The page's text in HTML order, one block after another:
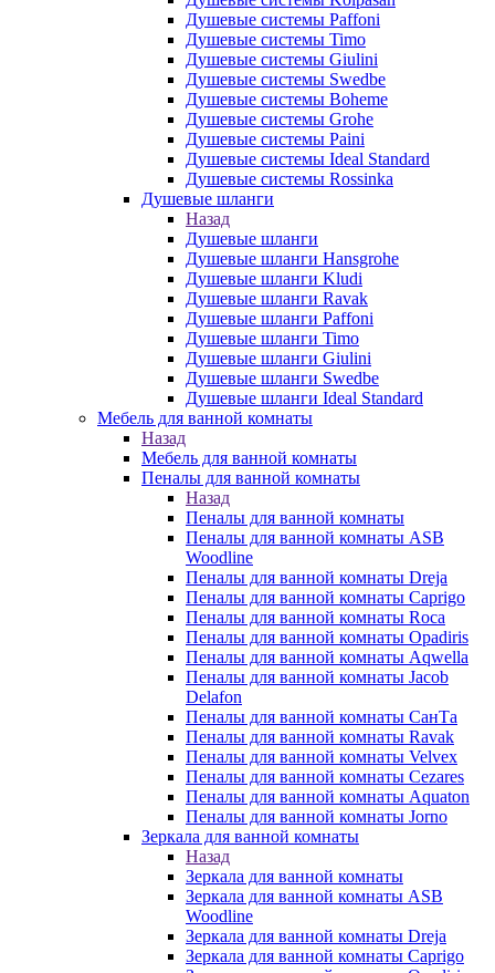
Душевые системы Paffoni
Душевые системы Timo
Душевые системы Giulini
Душевые системы Swedbe
Душевые системы Boheme
Душевые системы Grohe
Душевые системы Paini
Душевые системы Ideal Standard
Душевые системы Rossinka
Душевые шланги
Назад
Душевые шланги
Душевые шланги Hansgrohe
Душевые шланги Kludi
Душевые шланги Ravak
Душевые шланги Paffoni
Душевые шланги Timo
Душевые шланги Giulini
Душевые шланги Swedbe
Душевые шланги Ideal Standard
Мебель для ванной комнаты
Назад
Мебель для ванной комнаты
Пеналы для ванной комнаты
Назад
Пеналы для ванной комнаты
Пеналы для ванной комнаты ASB
Woodline
Пеналы для ванной комнаты Dreja
Пеналы для ванной комнаты Caprigo
Пеналы для ванной комнаты Roca
Пеналы для ванной комнаты Opadiris
Пеналы для ванной комнаты Aqwella
Пеналы для ванной комнаты Jacob
Delafon
Пеналы для ванной комнаты СанТа
Пеналы для ванной комнаты Ravak
Пеналы для ванной комнаты Velvex
Пеналы для ванной комнаты Cezares
Пеналы для ванной комнаты Aquaton
Пеналы для ванной комнаты Jorno
Зеркала для ванной комнаты
Назад
Зеркала для ванной комнаты
Зеркала для ванной комнаты ASB
Woodline
Зеркала для ванной комнаты Dreja
Зеркала для ванной комнаты Caprigo